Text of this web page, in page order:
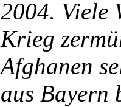
2004. Viele
Krieg
Afghanen
aus Bayern